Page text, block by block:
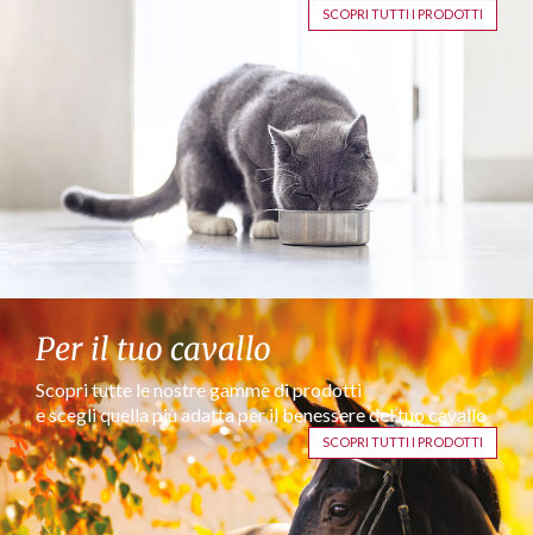
SCOPRI TUTTI I PRODOTTI
Per il tuo cavallo
Scopri tutte le nostre gamme di prodotti
e scegli quella più adatta per il benessere del tuo cavallo
SCOPRI TUTTI I PRODOTTI